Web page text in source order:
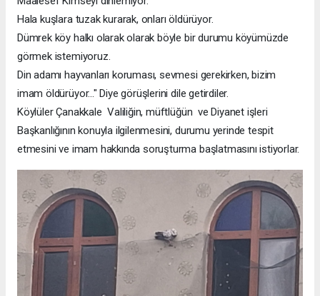
Hala kuşlara tuzak kurarak, onları öldürüyor.
Dümrek köy halkı olarak olarak böyle bir durumu köyümüzde
görmek istemiyoruz.
Din adamı hayvanları koruması, sevmesi gerekirken, bizim
imam öldürüyor..." Diye görüşlerini dile getirdiler.
Köylüler Çanakkale Valiliğin, müftlüğün ve Diyanet işleri
Başkanlığının konuyla ilgilenmesini, durumu yerinde tespit
etmesini ve imam hakkında soruşturma başlatmasını istiyorlar.